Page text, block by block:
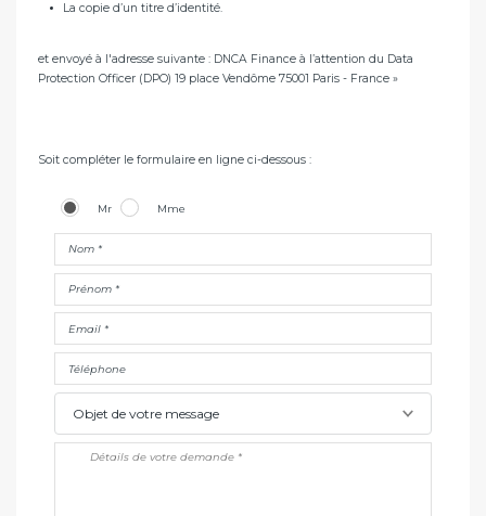
La copie d’un titre d’identité.
et envoyé à l'adresse suivante : DNCA Finance à l’attention du Data
Protection Officer (DPO) 19 place Vendôme 75001 Paris - France »
Soit compléter le formulaire en ligne ci-dessous :
Mr Mme
Objet de votre message